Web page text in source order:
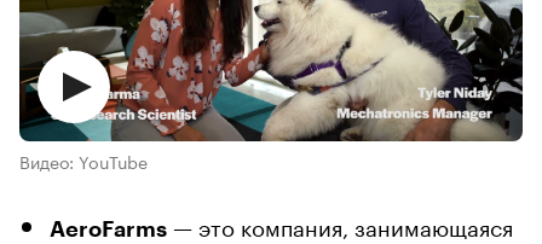
Видео: YouTube
AeroFarms — это компания, занимающаяся